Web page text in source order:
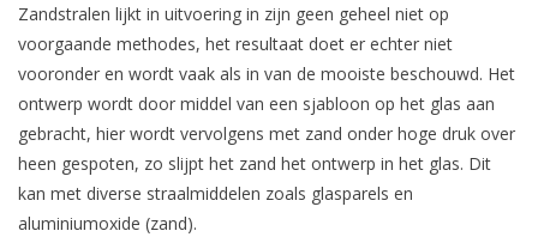
Zandstralen lijkt in uitvoering in zijn geen geheel niet op
voorgaande methodes, het resultaat doet er echter niet
vooronder en wordt vaak als in van de mooiste beschouwd. Het
ontwerp wordt door middel van een sjabloon op het glas aan
gebracht, hier wordt vervolgens met zand onder hoge druk over
heen gespoten, zo slijpt het zand het ontwerp in het glas. Dit
kan met diverse straalmiddelen zoals glasparels en
aluminiumoxide (zand).